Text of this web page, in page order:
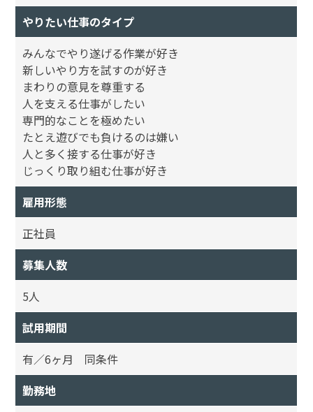
やりたい仕事のタイプ
みんなでやり遂げる作業が好き
新しいやり方を試すのが好き
まわりの意見を尊重する
人を支える仕事がしたい
専門的なことを極めたい
たとえ遊びでも負けるのは嫌い
人と多く接する仕事が好き
じっくり取り組む仕事が好き
雇用形態
正社員
募集人数
5人
試用期間
有／6ヶ月 同条件
勤務地